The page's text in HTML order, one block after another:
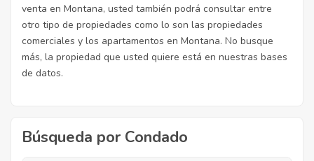
venta en Montana, usted también podrá consultar entre
otro tipo de propiedades como lo son las propiedades
comerciales y los apartamentos en Montana. No busque
más, la propiedad que usted quiere está en nuestras bases
de datos.
Búsqueda por Condado